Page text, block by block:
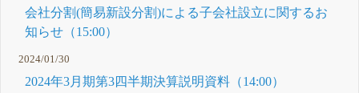
会社分割(簡易新設分割)による子会社設立に関するお
知らせ（15:00）
2024/01/30
2024年3月期第3四半期決算説明資料（14:00）